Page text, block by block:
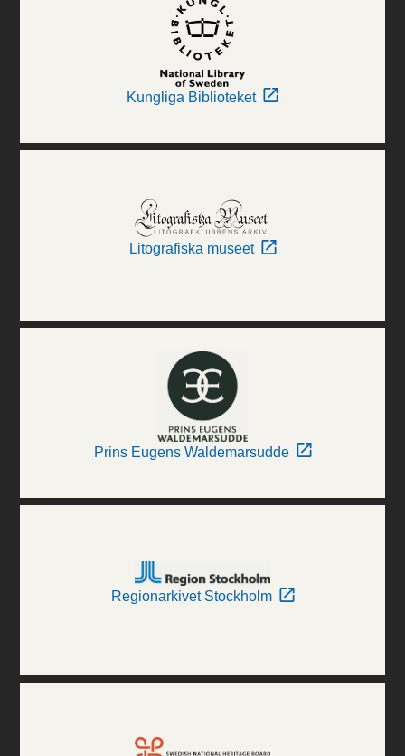
Kungliga Biblioteket
Litografiska museet
Prins Eugens Waldemarsudde
Regionarkivet Stockholm